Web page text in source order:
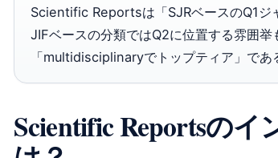
Scientific Reportsは「SJRベースのQ1ジ
JIFベースの分類ではQ2に位置する雰囲
「multidisciplinaryでトップティア」であ
Scientific Reportsの